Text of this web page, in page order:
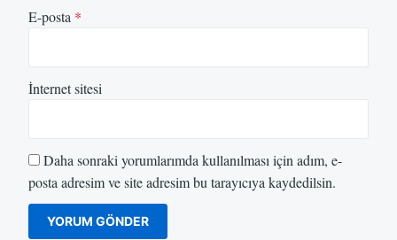
E-posta *
İnternet sitesi
Daha sonraki yorumlarımda kullanılması için adım, e-
posta adresim ve site adresim bu tarayıcıya kaydedilsin.